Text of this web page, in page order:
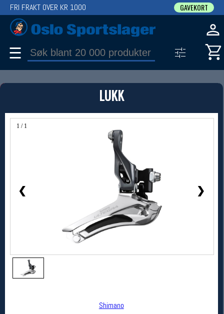
LUKK
1 / 1
❮ ❯
Shimano
FRI FRAKT OVER KR 1000 GAVEKORT
☰
PRODUKT
Produkter (1)
Bruk filter til å spisse søket